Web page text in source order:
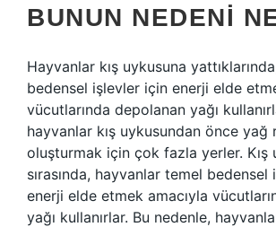
BUNUN NEDENI
Hayvanlar kış uykusuna
bedensel işlevler için enerji elde
vücutlarında depolanan yağı
hayvanlar kış uykusundan önce yağ
oluşturmak için çok fazla yerler. Kış
sırasında, hayvanlar temel
enerji elde etmek amacıyla
yağı kullanırlar. Bu nedenle,